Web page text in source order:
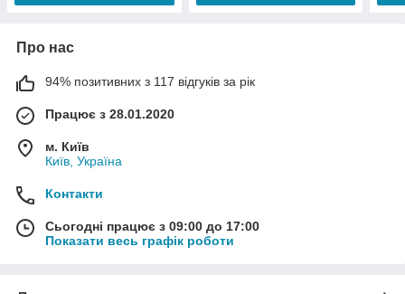
Про нас
94% позитивних з 117 відгуків за рік
Працює з 28.01.2020
м. Київ
Київ, Україна
Контакти
Сьогодні працює з 09:00 до 17:00
Показати весь графік роботи